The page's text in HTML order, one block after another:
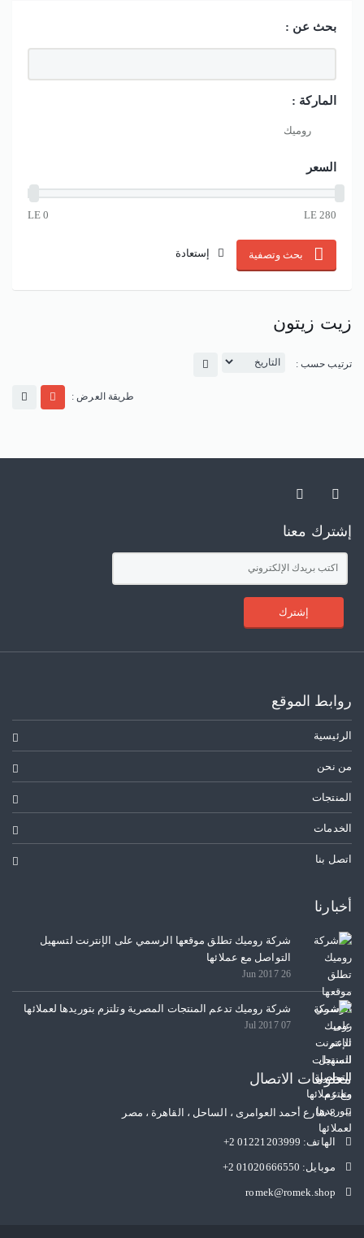
بحث عن :
الماركة :
روميك
السعر
إستعادة
زيت زيتون
ترتيب حسب :
طريقة العرض :
إشترك معنا
إشترك
روابط الموقع
الرئيسية
من نحن
المنتجات
الخدمات
اتصل بنا
أخبارنا
شركة روميك تطلق موقعها الرسمي على الإنترنت لتسهيل
التواصل مع عملائها
26 Jun 2017
شركة روميك تدعم المنتجات المصرية وتلتزم بتوريدها لعملائها
07 Jul 2017
معلومات الاتصال
8 شارع أحمد العوامرى ، الساحل ، القاهرة ، مصر
الهاتف: +2 01221203999
موبايل: +2 01020666550
romek@romek.shop